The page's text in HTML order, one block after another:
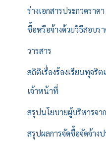
ร่างเอกสารประกวดราค
ซื้อหรือจ้างด้วยวิธีสอบร
วารสาร
สถิติเรื่องร้องเรียนทุจริ
เจ้าหน้าที่
สรุปนโยบายผู้บริหารจา
สรุปผลการจัดซื้อจัดจ้าง